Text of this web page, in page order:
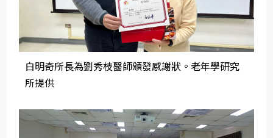
白明奇所長為劉秀枝醫師頒發感謝狀。老年學研究
所提供